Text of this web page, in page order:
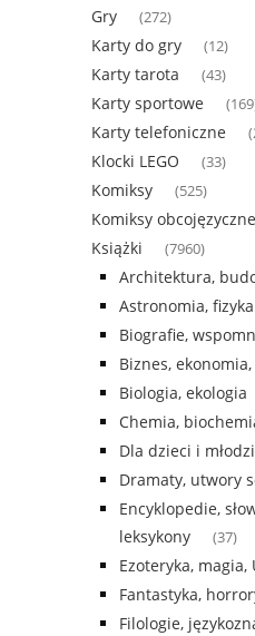
Gry (272)
Karty do gry (12)
Karty tarota (43)
Karty sportowe
Karty telefoniczne
Klocki LEGO (33)
Komiksy (525)
Komiksy obcojęzyczne
Książki (7960)
Architektura,
Astronomia, fizyka
Biografie,
Biznes,
Biologia, ekologia
Chemia,
Dla dzieci i
Dramaty, utwory
Encyklopedie,
leksykony
(37)
Ezoteryka, magia,
Fantastyka,
Filologie,